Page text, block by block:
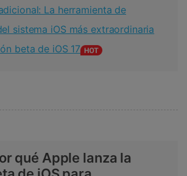
La herramienta de
sistema iOS más extraordinaria
beta de iOS 17
qué Apple lanza la